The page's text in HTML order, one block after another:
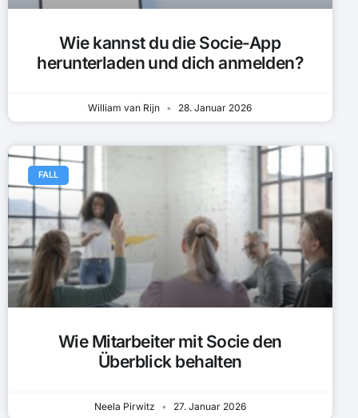
Wie kannst du die Socie-App
herunterladen und dich anmelden?
William van Rijn 28. Januar 2026
FALL
Wie Mitarbeiter mit Socie den
Überblick behalten
Neela Pirwitz 27. Januar 2026